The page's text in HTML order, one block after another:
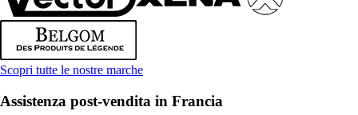
Scopri tutte le nostre marche
Assistenza post-vendita in Francia